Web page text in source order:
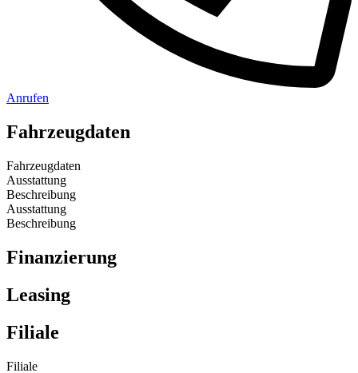
Anrufen
Fahrzeugdaten